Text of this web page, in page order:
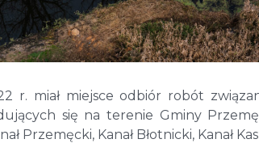
r. miał miejsce odbiór robót
się na terenie Gminy
Przemęcki, Kanał Błotnicki, Kanał